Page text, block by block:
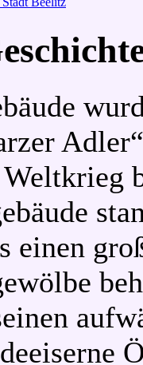
einen